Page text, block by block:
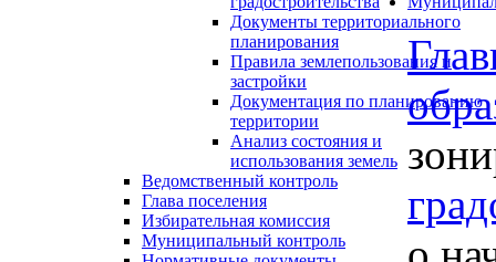
Документы территориального
планирования
Правила землепользования и
застройки
Документация по планированию
территории
Анализ состояния и
использования земель
Ведомственный контроль
Глава поселения
Избирательная комиссия
Муниципальный контроль